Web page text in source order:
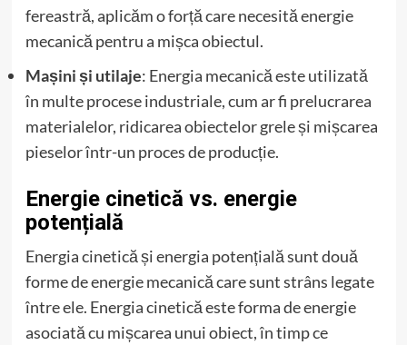
fereastră, aplicăm o forță care necesită energie
mecanică pentru a mișca obiectul.
Mașini și utilaje: Energia mecanică este utilizată
în multe procese industriale, cum ar fi prelucrarea
materialelor, ridicarea obiectelor grele și mișcarea
pieselor într-un proces de producție.
Energie cinetică vs. energie
potențială
Energia cinetică și energia potențială sunt două
forme de energie mecanică care sunt strâns legate
între ele. Energia cinetică este forma de energie
asociată cu mișcarea unui obiect, în timp ce